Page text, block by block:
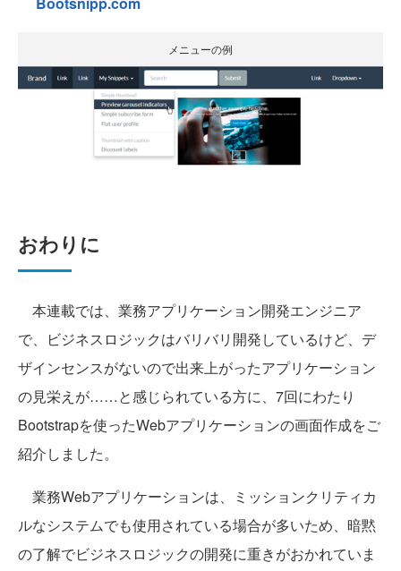
メニューの例
おわりに
本連載では、業務アプリケーション開発エンジニア
で、ビジネスロジックはバリバリ開発しているけど、デ
ザインセンスがないので出来上がったアプリケーション
の見栄えが……と感じられている方に、7回にわたり
Bootstrapを使ったWebアプリケーションの画面作成をご
紹介しました。
業務Webアプリケーションは、ミッションクリティカ
ルなシステムでも使用されている場合が多いため、暗黙
の了解でビジネスロジックの開発に重きがおかれていま